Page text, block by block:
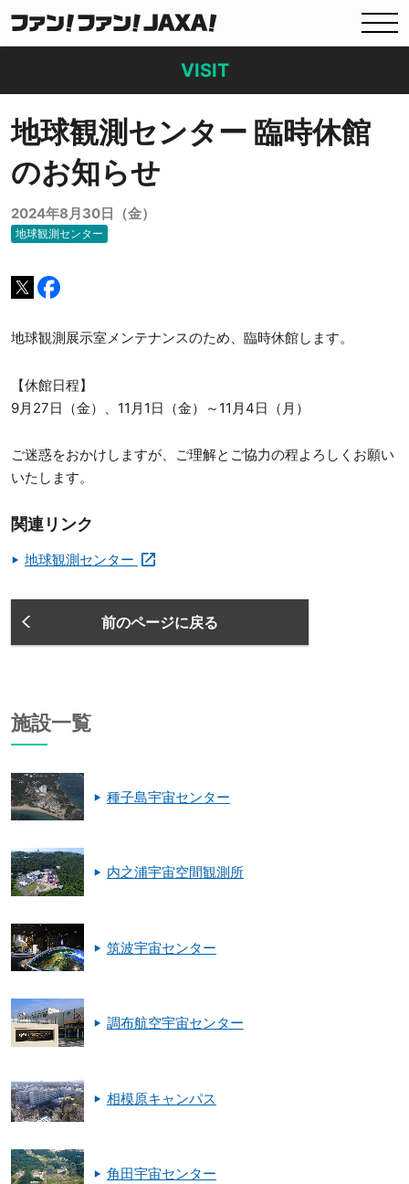
VISIT
地球観測センター 臨時休館
のお知らせ
2024年8月30日（金）
地球観測センター
地球観測展示室メンテナンスのため、臨時休館します。
【休館日程】
9月27日（金）、11月1日（金）～11月4日（月）
ご迷惑をおかけしますが、ご理解とご協力の程よろしくお願い
いたします。
関連リンク
地球観測センター
前のページに戻る
施設一覧
種子島宇宙センター
内之浦宇宙空間観測所
筑波宇宙センター
調布航空宇宙センター
相模原キャンパス
角田宇宙センター